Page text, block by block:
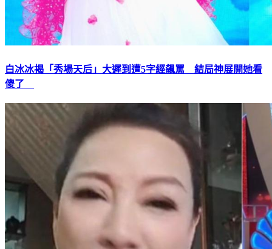
白冰冰揭「秀場天后」大遲到遭5字經飆罵 結局神展開她看
傻了